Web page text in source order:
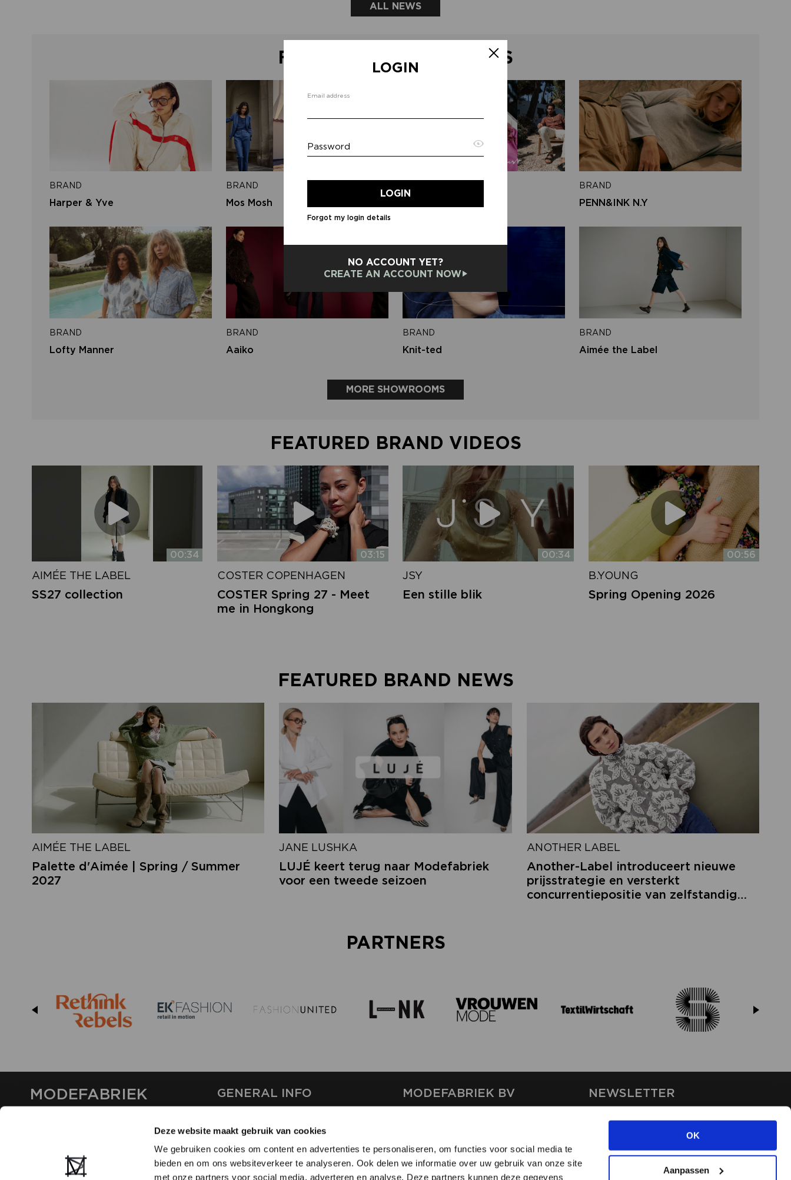
Deze website maakt gebruik van cookies
We gebruiken cookies om content en advertenties te personaliseren, om functies voor social media te
bieden en om ons websiteverkeer te analyseren. Ook delen we informatie over uw gebruik van onze site
met onze partners voor social media, adverteren en analyse. Deze partners kunnen deze gegevens
OK
Aanpassen
LOGIN
Email address
Password
LOGIN
Forgot my login details
DETAILS
Forgot your login details? Enter the email
address of your account and click 'send'
Email address
SEND
NO ACCOUNT YET?
CREATE AN ACCOUNT NOW
ALL NEWS
FEATURED SHOWROOMS
BRAND
Harper & Yve
BRAND
Mos Mosh
BRAND
PENN&INK N.Y
BRAND
Lofty Manner
BRAND
Aaiko
BRAND
Knit-ted
BRAND
Aimée the Label
MORE SHOWROOMS
FEATURED BRAND VIDEOS
00:34
AIMÉE THE LABEL
SS27 collection
03:15
COSTER COPENHAGEN
COSTER Spring 27 - Meet
me in Hongkong
00:34
JSY
Een stille blik
00:56
B.YOUNG
Spring Opening 2026
FEATURED BRAND NEWS
AIMÉE THE LABEL
Palette d'Aimée | Spring / Summer
2027
JANE LUSHKA
LUJÉ keert terug naar Modefabriek
voor een tweede seizoen
ANOTHER LABEL
Another-Label introduceert nieuwe
prijsstrategie en versterkt
concurrentiepositie van zelfstandige
PARTNERS
MODEFABRIEK GENERAL INFO
CONTACT
FAQ
PARTNERS
ADVERTISE
MODEFABRIEK BV
SHOWPROJECTS BV
SHIFT
NEWSLETTER
Stay up-to-date on our latest
news through the newsletter